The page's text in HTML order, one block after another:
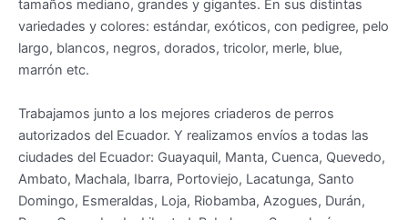
tamaños mediano, grandes y gigantes. En sus distintas
variedades y colores: estándar, exóticos, con pedigree, pelo
largo, blancos, negros, dorados, tricolor, merle, blue,
marrón etc.
Trabajamos junto a los mejores criaderos de perros
autorizados del Ecuador. Y realizamos envíos a todas las
ciudades del Ecuador: Guayaquil, Manta, Cuenca, Quevedo,
Ambato, Machala, Ibarra, Portoviejo, Lacatunga, Santo
Domingo, Esmeraldas, Loja, Riobamba, Azogues, Durán,